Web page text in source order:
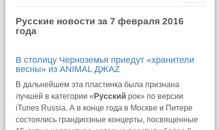
Русские новости за 7 февраля 2016
года
В столицу Черноземья приедут «хранители
весны» из ANIMAL ДЖАZ
В дальнейшем эта пластинка была признана
лучшей в категории « Русский рок» по версии
iTunes Russia. А в конце года в Москве и Питере
состоялись грандиозные концерты, посвященные